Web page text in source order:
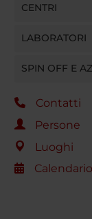
CENTRI
LABORATORI
SPIN OFF E
Contatti
Persone
Luoghi
Calendario